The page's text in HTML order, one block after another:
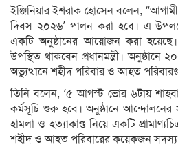
ইঞ্জিনিয়ার ইশরাক হোসেন বলেন,
দিবস ২০২৬’ পালন করা হবে। এ
একটি অনুষ্ঠানের আয়োজন করা
উপস্থিত থাকবেন প্রধানমন্ত্রী।
অভ্যুত্থানে শহীদ পরিবার ও আহত
তিনি বলেন, ‘৫ আগস্ট ভোর ৬টায়
কর্মসূচি শুরু হবে। অনুষ্ঠানে আন্দোলনের
হামলা ও হত্যাকাণ্ড নিয়ে একটি
শহীদ ও আহত পরিবারের কয়েকজন সদস্য